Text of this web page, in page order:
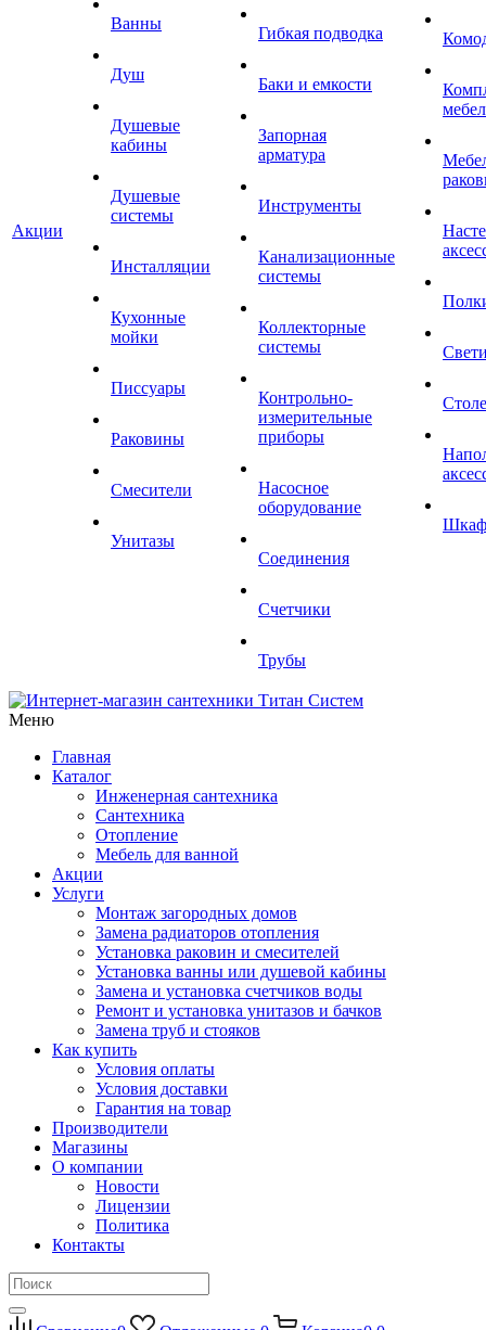
Акции
Ванны
Душ
Душевые
кабины
Душевые
системы
Инсталляции
Кухонные
мойки
Писсуары
Раковины
Смесители
Унитазы
Гибкая подводка
Баки и емкости
Запорная
арматура
Инструменты
Канализационные
системы
Коллекторные
системы
Контрольно-
измерительные
приборы
Насосное
оборудование
Соединения
Счетчики
Трубы
Меню
Главная
Каталог
Инженерная сантехника
Сантехника
Отопление
Мебель для ванной
Акции
Услуги
Монтаж загородных домов
Замена радиаторов отопления
Установка раковин и смесителей
Установка ванны или душевой кабины
Замена и установка счетчиков воды
Ремонт и установка унитазов и бачков
Замена труб и стояков
Как купить
Условия оплаты
Условия доставки
Гарантия на товар
Производители
Магазины
О компании
Новости
Лицензии
Политика
Контакты